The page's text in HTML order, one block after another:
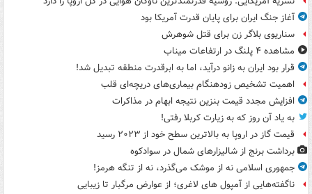
آغاز جنگ ایران برای پایان قدرت آمریکا بود
سناریوی بلاگر زن برای قتل شوهرش
مشاهده ۴ پلنگ در ارتفاعات میناب
قرار بود ایران به زانو درآید، اما به ابرقدرت منطقه تبدیل شد!
اهمیت تشخیص زودهنگام بیماری‌های دریچه‌ای قلب
افزایش مجدد قیمت بنزین نتیجه ابهام در مذاکرات
به یاد آن روز که به زیارت کربلا رفتی!
قیمت گاز در اروپا به بالاترین سطح خود از ۲۰۲۳ رسید
برداشت برنج از شالیزارهای شمال در سوادکوه
جمهوری اسلامی نه از موشک می‌گذرد، نه از تنگه هرمز!
ناگفته‌هایی از آمپول های لاغری؛ از عوارض مرگبار تا زیبایی